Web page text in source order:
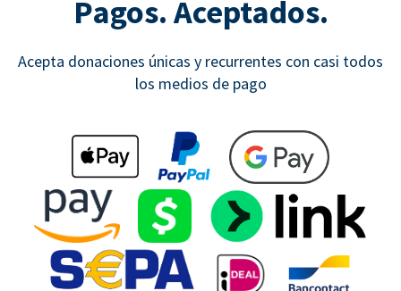
Pagos. Aceptados.
Acepta donaciones únicas y recurrentes con casi todos
los medios de pago